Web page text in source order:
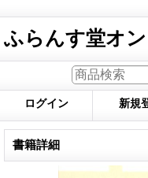
ふらんす堂オ
ログイン 新規
書籍詳細